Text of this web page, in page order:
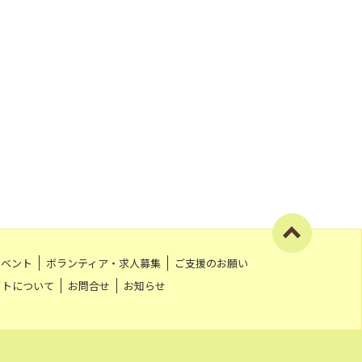
ント ボランティア・求人募集
ご支援のお願い
について
お問合せ お知らせ